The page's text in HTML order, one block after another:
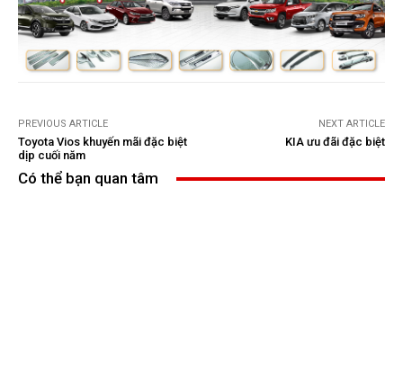
PREVIOUS ARTICLE
Toyota Vios khuyến mãi đặc biệt
dịp cuối năm
NEXT ARTICLE
KIA ưu đãi đặc biệt
Có thể bạn quan tâm